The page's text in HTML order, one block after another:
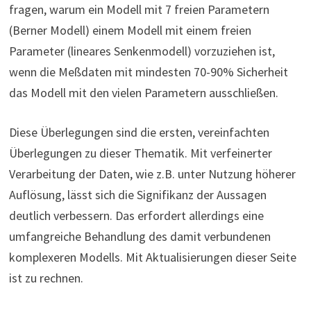
fragen, warum ein Modell mit 7 freien Parametern
(Berner Modell) einem Modell mit einem freien
Parameter (lineares Senkenmodell) vorzuziehen ist,
wenn die Meßdaten mit mindesten 70-90% Sicherheit
das Modell mit den vielen Parametern ausschließen.
Diese Überlegungen sind die ersten, vereinfachten
Überlegungen zu dieser Thematik. Mit verfeinerter
Verarbeitung der Daten, wie z.B. unter Nutzung höherer
Auflösung, lässt sich die Signifikanz der Aussagen
deutlich verbessern. Das erfordert allerdings eine
umfangreiche Behandlung des damit verbundenen
komplexeren Modells. Mit Aktualisierungen dieser Seite
ist zu rechnen.